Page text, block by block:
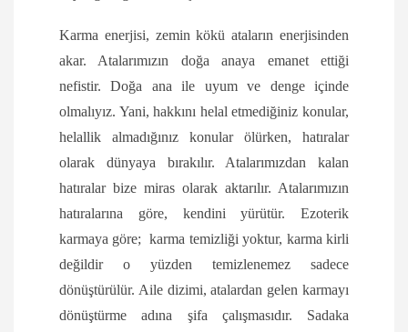
Karma enerjisi, zemin kökü ataların enerjisinden
akar. Atalarımızın doğa anaya emanet ettiği
nefistir. Doğa ana ile uyum ve denge içinde
olmalıyız. Yani, hakkını helal etmediğiniz konular,
helallik almadığınız konular ölürken, hatıralar
olarak dünyaya bırakılır. Atalarımızdan kalan
hatıralar bize miras olarak aktarılır. Atalarımızın
hatıralarına göre, kendini yürütür. Ezoterik
karmaya göre; karma temizliği yoktur, karma kirli
değildir o yüzden temizlenemez sadece
dönüştürülür. Aile dizimi, atalardan gelen karmayı
dönüştürme adına şifa çalışmasıdır. Sadaka